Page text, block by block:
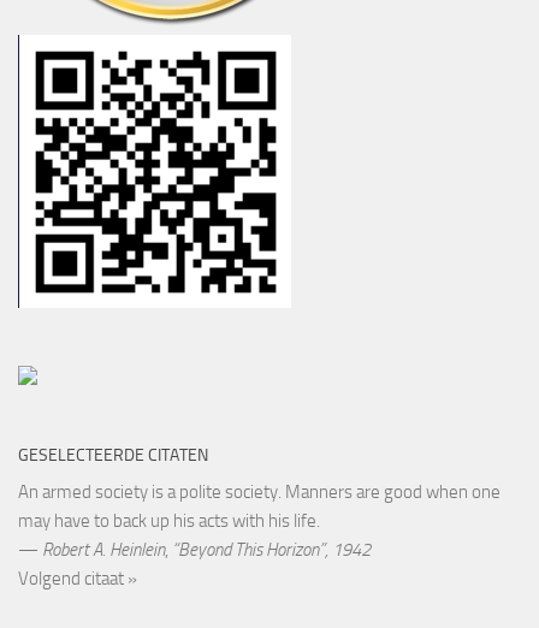
GESELECTEERDE CITATEN
An armed society is a polite society. Manners are good when one
may have to back up his acts with his life.
— Robert A. Heinlein, “Beyond This Horizon”, 1942
Volgend citaat »